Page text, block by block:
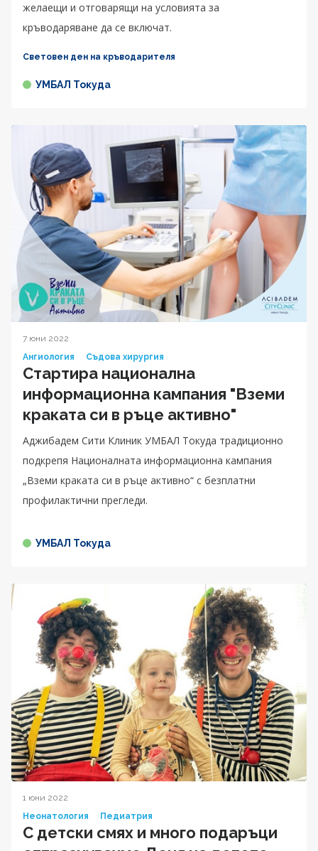
желаещи и отговарящи на условията за
кръводаряване да се включат.
Световен ден на кръводарителя
УМБАЛ Токуда
7 юни 2022
Ангиология
Съдова хирургия
Стартира национална
информационна кампания "Вземи
краката си в ръце активно"
Аджибадем Сити Клиник УМБАЛ Токуда традиционно
подкрепя Националната информационна кампания
„Вземи краката си в ръце активно“ с безплатни
профилактични прегледи.
УМБАЛ Токуда
1 юни 2022
Неонатология
Педиатрия
С детски смях и много подаръци